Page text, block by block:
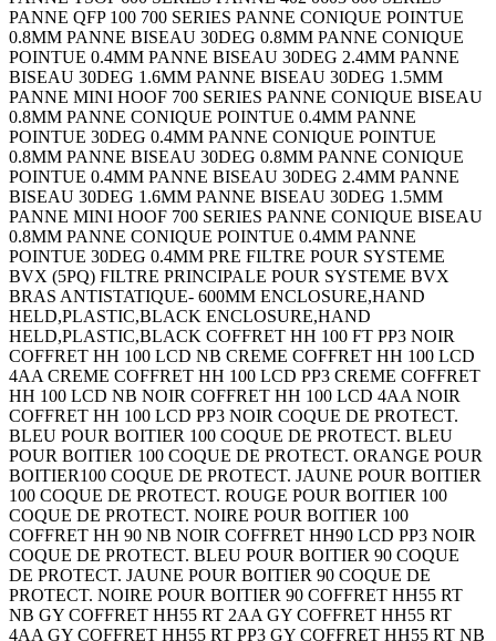
PANNE QFP 100 700 SERIES PANNE CONIQUE POINTUE
0.8MM PANNE BISEAU 30DEG 0.8MM PANNE CONIQUE
POINTUE 0.4MM PANNE BISEAU 30DEG 2.4MM PANNE
BISEAU 30DEG 1.6MM PANNE BISEAU 30DEG 1.5MM
PANNE MINI HOOF 700 SERIES PANNE CONIQUE BISEAU
0.8MM PANNE CONIQUE POINTUE 0.4MM PANNE
POINTUE 30DEG 0.4MM PANNE CONIQUE POINTUE
0.8MM PANNE BISEAU 30DEG 0.8MM PANNE CONIQUE
POINTUE 0.4MM PANNE BISEAU 30DEG 2.4MM PANNE
BISEAU 30DEG 1.6MM PANNE BISEAU 30DEG 1.5MM
PANNE MINI HOOF 700 SERIES PANNE CONIQUE BISEAU
0.8MM PANNE CONIQUE POINTUE 0.4MM PANNE
POINTUE 30DEG 0.4MM PRE FILTRE POUR SYSTEME
BVX (5PQ) FILTRE PRINCIPALE POUR SYSTEME BVX
BRAS ANTISTATIQUE- 600MM ENCLOSURE,HAND
HELD,PLASTIC,BLACK ENCLOSURE,HAND
HELD,PLASTIC,BLACK COFFRET HH 100 FT PP3 NOIR
COFFRET HH 100 LCD NB CREME COFFRET HH 100 LCD
4AA CREME COFFRET HH 100 LCD PP3 CREME COFFRET
HH 100 LCD NB NOIR COFFRET HH 100 LCD 4AA NOIR
COFFRET HH 100 LCD PP3 NOIR COQUE DE PROTECT.
BLEU POUR BOITIER 100 COQUE DE PROTECT. BLEU
POUR BOITIER 100 COQUE DE PROTECT. ORANGE POUR
BOITIER100 COQUE DE PROTECT. JAUNE POUR BOITIER
100 COQUE DE PROTECT. ROUGE POUR BOITIER 100
COQUE DE PROTECT. NOIRE POUR BOITIER 100
COFFRET HH 90 NB NOIR COFFRET HH90 LCD PP3 NOIR
COQUE DE PROTECT. BLEU POUR BOITIER 90 COQUE
DE PROTECT. JAUNE POUR BOITIER 90 COQUE DE
PROTECT. NOIRE POUR BOITIER 90 COFFRET HH55 RT
NB GY COFFRET HH55 RT 2AA GY COFFRET HH55 RT
4AA GY COFFRET HH55 RT PP3 GY COFFRET HH55 RT NB